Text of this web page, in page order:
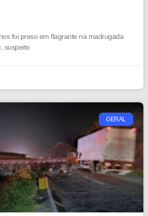
foi preso em flagrante na madrugada
suspeito
GERAL